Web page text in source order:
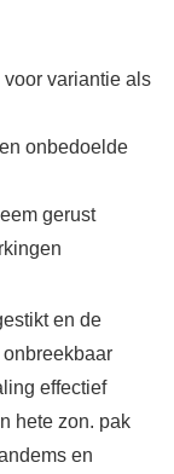
variantie als
onbedoelde
gerust
en de
effectief
hete zon. pak
en